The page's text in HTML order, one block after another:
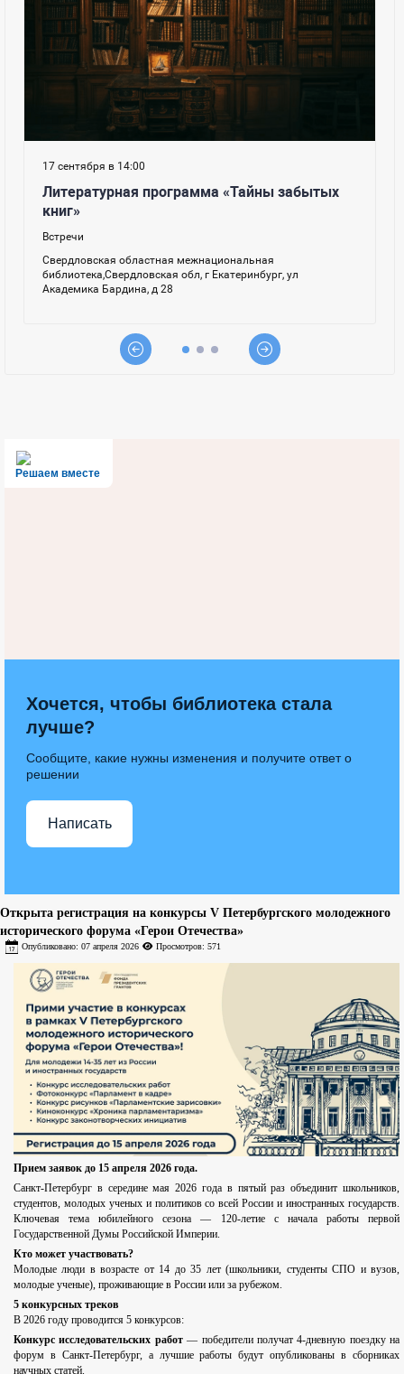
Решаем вместе
Хочется, чтобы библиотека стала
лучше?
Сообщите, какие нужны изменения и получите ответ о
решении
Написать
Открыта регистрация на конкурсы V Петербургского молодежного
исторического форума «Герои Отечества»
Опубликовано: 07 апреля 2026 Просмотров: 571
Прием заявок до 15 апреля 2026 года.
Санкт-Петербург в середине мая 2026 года в пятый раз объединит школьников,
студентов, молодых ученых и политиков со всей России и иностранных государств.
Ключевая тема юбилейного сезона — 120-летие с начала работы первой
Государственной Думы Российской Империи.
Кто может участвовать?
Молодые люди в возрасте от 14 до 35 лет (школьники, студенты СПО и вузов,
молодые ученые), проживающие в России или за рубежом.
5 конкурсных треков
В 2026 году проводится 5 конкурсов:
Конкурс исследовательских работ— победители получат 4-дневную поездку на
форум в Санкт-Петербург, а лучшие работы будут опубликованы в сборниках
научных статей.